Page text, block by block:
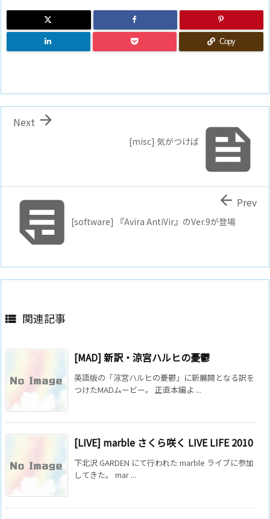
Copy

[misc] 気がつけば

Next
[software] 『Avira AntiVir』のVer.9が登場
 Prev
 関連記事
[MAD] 新訳・涼宮ハルヒの憂鬱
英語版の「涼宮ハルヒの憂鬱」に新展開となる訳を
つけたMADムービー。 正直本編よ ...
[LIVE] marble さくら咲く LIVE LIFE 2010
下北沢 GARDEN にて行われた marble ライブに参加
してきた。 mar ...